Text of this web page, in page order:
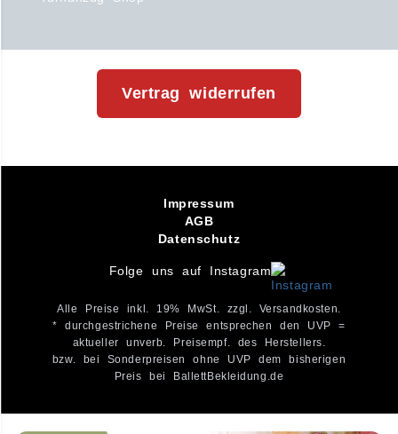
Vertrag widerrufen
Impressum
AGB
Datenschutz
Folge uns auf Instagram
Alle Preise inkl. 19% MwSt. zzgl. Versandkosten.
* durchgestrichene Preise entsprechen den UVP =
aktueller unverb. Preisempf. des Herstellers.
bzw. bei Sonderpreisen ohne UVP dem bisherigen
Preis bei BallettBekleidung.de